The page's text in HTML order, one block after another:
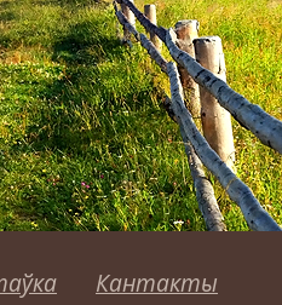
Кантакты